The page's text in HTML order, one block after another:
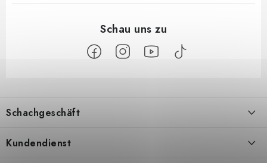
ß
z
e
Schachgeschäft
Kundendienst